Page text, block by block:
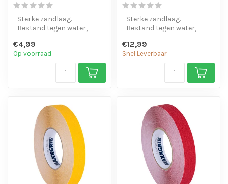
- Sterke zandlaag.
- Bestand tegen water,
- Is eenvo...
€4,99
Op voorraad
- Sterke zandlaag.
- Bestand tegen water,
- Is eenvo...
€12,99
Snel Leverbaar